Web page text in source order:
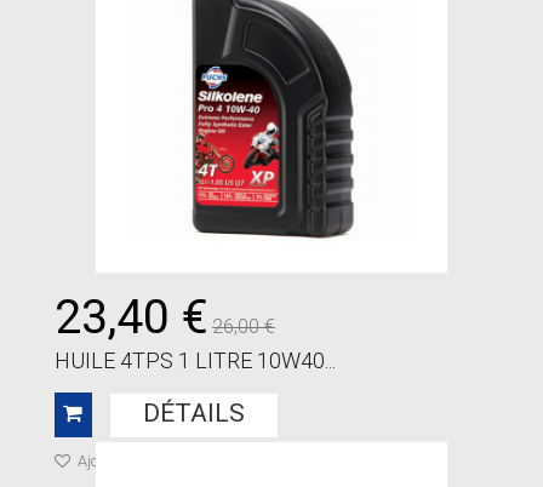
23,40 € 26,00 €
HUILE 4TPS 1 LITRE 10W40...
DÉTAILS
Ajouter à ma liste de cadeaux